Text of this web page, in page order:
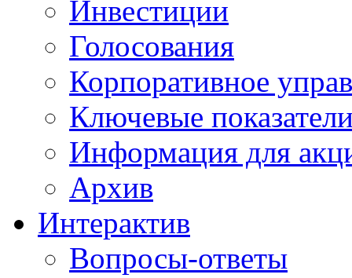
Инвестиции
Голосования
Корпоративное
Ключевые
Информация для
Архив
Интерактив
Вопросы-ответы